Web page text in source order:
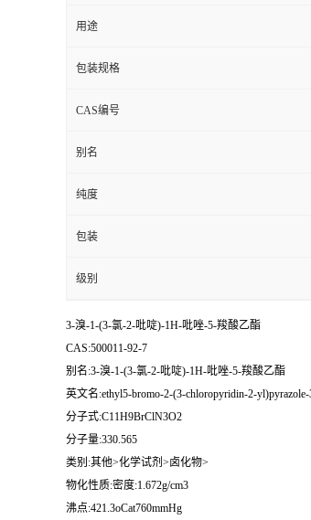
用途
包装规格
CAS编号
别名
纯度
包装
级别
3-溴-1-(3-氯-2-吡啶)-1H-吡唑-5-羧酸乙酯
CAS:500011-92-7
别名:3-溴-1-(3-氯-2-吡啶)-1H-吡唑-5-羧酸乙酯
英文名:ethyl5-bromo-2-(3-chloropyridin-2-yl)pyrazole-
分子式:C11H9BrClN3O2
分子量:330.565
类别:其他>化学试剂>卤化物>
物化性质:密度:1.672g/cm3
沸点:421.3oCat760mmHg